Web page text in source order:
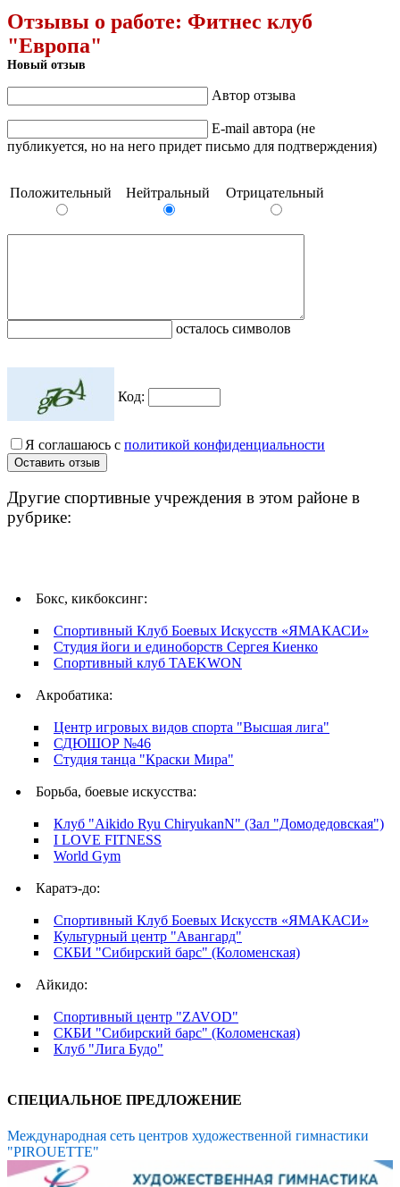
Отзывы о работе: Фитнес клуб
"Европа"
Новый отзыв
Автор отзыва
E-mail автора (не
публикуется, но на него придет письмо для подтверждения)
Положительный Нейтральный Отрицательный
осталось символов
Код:
Я соглашаюсь с политикой конфиденциальности
Другие спортивные учреждения в этом районе в
рубрике:
Бокс, кикбоксинг:
Спортивный Клуб Боевых Искусств «ЯМАКАСИ»
Студия йоги и единоборств Сергея Киенко
Спортивный клуб TAEKWON
Акробатика:
Центр игровых видов спорта "Высшая лига"
СДЮШОР №46
Cтудия танца "Краски Мира"
Борьба, боевые искусства:
Клуб "Aikido Ryu ChiryukanN" (Зал "Домодедовская")
I LOVE FITNESS
World Gym
Каратэ-до:
Спортивный Клуб Боевых Искусств «ЯМАКАСИ»
Культурный центр "Авангард"
СКБИ "Сибирский барс" (Коломенская)
Айкидо:
Спортивный центр "ZAVOD"
СКБИ "Сибирский барс" (Коломенская)
Клуб "Лига Будо"
СПЕЦИАЛЬНОЕ ПРЕДЛОЖЕНИЕ
Международная сеть центров художественной гимнастики
"PIROUETTE"